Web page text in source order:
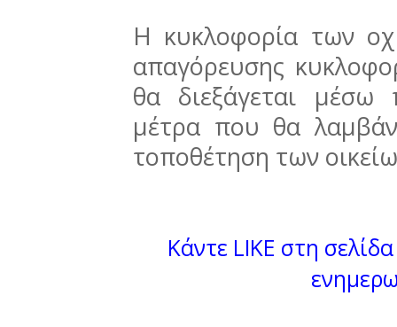
Η κυκλοφορία των
απαγόρευσης
θα διεξάγεται
μέτρα που θα
τοποθέτηση των
Κάντε LIKE στη